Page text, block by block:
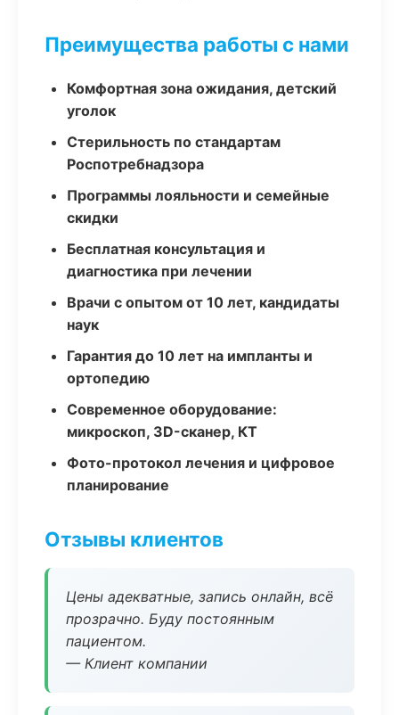
Преимущества работы с нами
Комфортная зона ожидания, детский
уголок
Стерильность по стандартам
Роспотребнадзора
Программы лояльности и семейные
скидки
Бесплатная консультация и
диагностика при лечении
Врачи с опытом от 10 лет, кандидаты
наук
Гарантия до 10 лет на импланты и
ортопедию
Современное оборудование:
микроскоп, 3D-сканер, КТ
Фото-протокол лечения и цифровое
планирование
Отзывы клиентов
Цены адекватные, запись онлайн, всё
прозрачно. Буду постоянным
пациентом.
— Клиент компании